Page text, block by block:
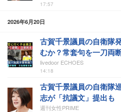
17:57
2026年6月20日
古賀千景議員の自衛隊
むか？常套句を一刀両
livedoor ECHOES
14:18
古賀千景議員の自衛隊
志が「抗議文」提出も
週刊女性PRIME